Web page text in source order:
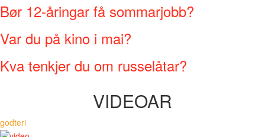
Bør 12-åringar få sommarjobb?
Var du på kino i mai?
Kva tenkjer du om russelåtar?
VIDEOAR
godteri